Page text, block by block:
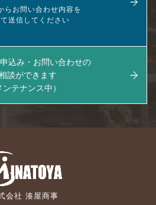
らお問い合わせ内容を
送信してください
込み・お問い合わせの
談ができます
ンテナンス中）
会社 湊屋商事